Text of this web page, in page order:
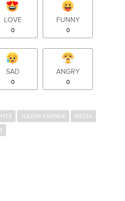
LOVE
0
FUNNY
0
SAD
0
ANGRY
0
JULION ASANGE
MEDIA